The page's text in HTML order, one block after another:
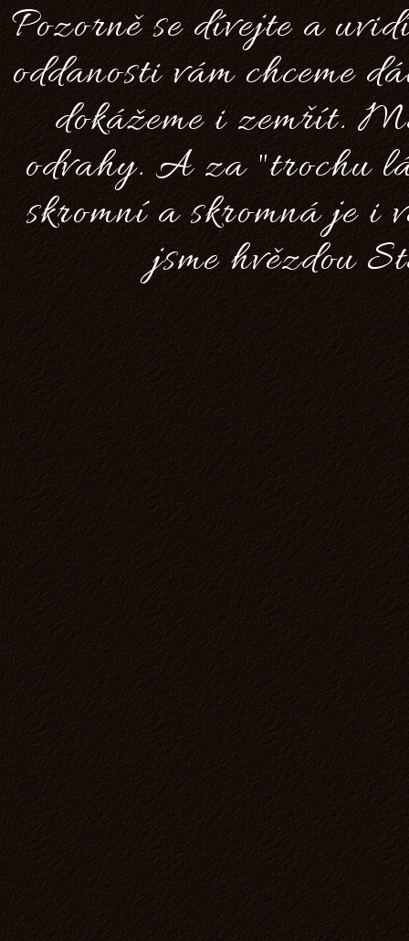
Pozorně se dívejte a
oddanosti vám chceme
dokážeme i zemřít.
odvahy. A za "trochu
skromní a skromná je i
jsme hvězdou